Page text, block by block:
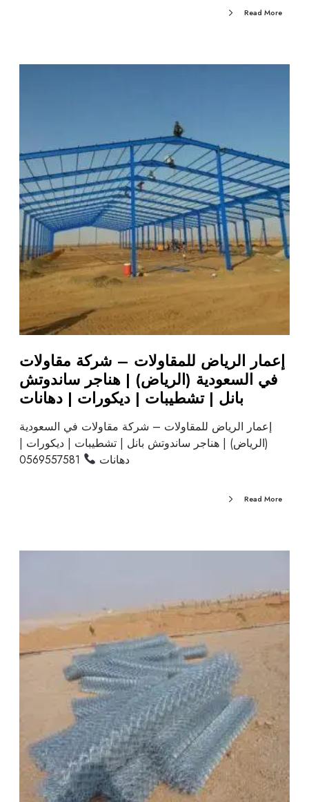
Read More
إعمار الرياض للمقاولات – شركة مقاولات
في السعودية (الرياض) | هناجر ساندوتش
بانل | تشطيبات | ديكورات | دهانات
إعمار الرياض للمقاولات – شركة مقاولات في السعودية
(الرياض) | هناجر ساندوتش بانل | تشطيبات | ديكورات |
دهانات
Read More